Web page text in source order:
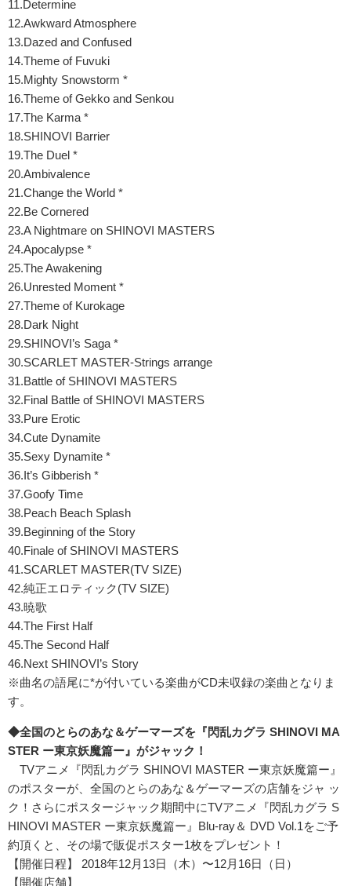
11.Determine
12.Awkward Atmosphere
13.Dazed and Confused
14.Theme of Fuvuki
15.Mighty Snowstorm *
16.Theme of Gekko and Senkou
17.The Karma *
18.SHINOVI Barrier
19.The Duel *
20.Ambivalence
21.Change the World *
22.Be Cornered
23.A Nightmare on SHINOVI MASTERS
24.Apocalypse *
25.The Awakening
26.Unrested Moment *
27.Theme of Kurokage
28.Dark Night
29.SHINOVI’s Saga *
30.SCARLET MASTER-Strings arrange
31.Battle of SHINOVI MASTERS
32.Final Battle of SHINOVI MASTERS
33.Pure Erotic
34.Cute Dynamite
35.Sexy Dynamite *
36.It’s Gibberish *
37.Goofy Time
38.Peach Beach Splash
39.Beginning of the Story
40.Finale of SHINOVI MASTERS
41.SCARLET MASTER(TV SIZE)
42.純正エロティック(TV SIZE)
43.暁歌
44.The First Half
45.The Second Half
46.Next SHINOVI’s Story
※曲名の語尾に*が付いている楽曲がCD未収録の楽曲となりま
す。
◆全国のとらのあな＆ゲーマーズを『閃乱カグラ SHINOVI MA
STER ー東京妖魔篇ー』がジャック！
TVアニメ『閃乱カグラ SHINOVI MASTER ー東京妖魔篇ー』
のポスターが、全国のとらのあな＆ゲーマーズの店舗をジャ ッ
ク！さらにポスタージャック期間中にTVアニメ『閃乱カグラ S
HINOVI MASTER ー東京妖魔篇ー』Blu-ray＆ DVD Vol.1をご予
約頂くと、その場で販促ポスター1枚をプレゼント！
【開催日程】 2018年12月13日（木）〜12月16日（日）
【開催店舗】